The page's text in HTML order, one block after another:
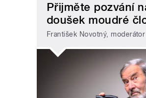
Přijměte pozvání
doušek moudré
František Novotný, moderátor